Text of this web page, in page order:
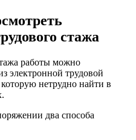
стажа
работы можно
электронной трудовой
нетрудно найти в
два способа